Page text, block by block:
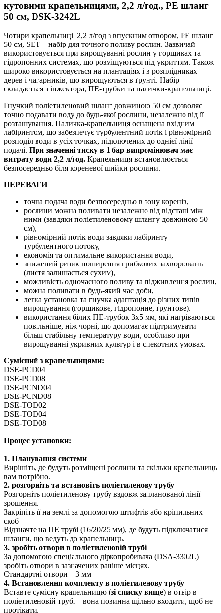
кутовими крапельницями, 2,2 л/год., РЕ шланг
50 см, DSK-3242L
Чотири крапельниці, 2,2 л/год з впускним отвором, РЕ шланг
50 см, SET – набір для точного поливу рослин. Зазвичай
використовується при вирощуванні рослин у горщиках та
гідропонних системах, що розміщуються під укриттям. Також
широко використовується на плантаціях і в розплідниках
дерев і чагарників, що вирощуються в ґрунті. Набір
складається з інжектора, ПЕ-трубки та палички-крапельниці.
Гнучкий поліетиленовий шланг довжиною 50 см дозволяє
точно подавати воду до будь-якої рослини, незалежно від її
розташування. Паличка-крапельниця оснащена вхідним
лабіринтом, що забезпечує турбулентний потік і рівномірний
розподіл води в усіх точках, підключених до однієї лінії
подачі. При значенні тиску в 1 бар випромінювач має
витрату води 2,2 л/год. Крапельниця встановлюється
безпосередньо біля кореневої шийки рослини.
ПЕРЕВАГИ
точна подача води безпосередньо в зону коренів,
рослини можна поливати незалежно від відстані між
ними (завдяки поліетиленовому шлангу довжиною 50
см),
рівномірний потік води завдяки лабіринту
турбулентного потоку,
економія та оптимальне використання води,
знижений ризик поширення грибкових захворювань
(листя залишається сухим),
можливість одночасного поливу та підживлення рослин,
можна поливати в будь-який час доби,
легка установка та гнучка адаптація до різних типів
вирощування (горщикове, гідропонне, ґрунтове).
використання білих ПЕ-трубок 3х5 мм, які нагріваються
повільніше, ніж чорні, що допомагає підтримувати
більш стабільну температуру води, особливо при
вирощуванні укривних культур і в спекотних умовах.
Сумісний з крапельницями:
DSE-PCD04
DSE-PCD08
DSE-PCND04
DSE-PCND08
DSE-TOD02
DSE-TOD04
DSE-TOD08
Процес установки:
1. Планування системи
Вирішіть, де будуть розміщені рослини та скільки крапельниць
вам потрібно.
2. розгорніть та встановіть поліетиленову трубу
Розгорніть поліетиленову трубу вздовж запланованої лінії
зрошення.
Закріпіть її на землі за допомогою штифтів або кріпильних
скоб
Відзначте на ПЕ трубі (16/20/25 мм), де будуть підключатися
шланги, що ведуть до крапельниць.
3. зробіть отвори в поліетиленовій трубі
За допомогою спеціального діркопробивача (DSA-3302L)
зробіть отвори в зазначених раніше місцях.
Стандартні отвори – 3 мм
4. Встановлення комплекту в поліетиленову трубу
Вставте сумісну крапельницю (зі списку вище) в отвір в
поліетиленовій трубі – вона повинна щільно входити, щоб не
протікати.